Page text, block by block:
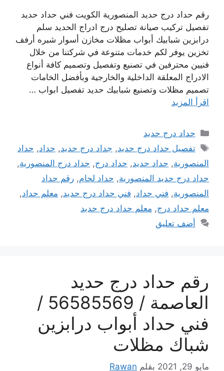
رقم حداد درج حديد المنصورية الكويت فني حداد حديد
تفصيل تركيب صيانة تصليح درج ادراج الحديد سلم
درابزين شبابيك أبواب مظلات مخازن أسوار شبره أرفف
تخزين يوفر لكم خدمات متنوعة في شركتنا من خلال
فنيين محترفين في تصنيع وتفصيل وتصميم كافة أنواع
الادراج المعلقة الداخلية والخارجية وبأفضل الخامات
تصميم مظلات وتصنيع شبابيك حديد تفصيل ابواب …
اقرأ المزيد
التصنيفات
حداد درج حديد
الوسوم
تفصيل حداد درج حديد, جداد درج حديد, حداد, حداد
المنصورية, حداد حديد, حداد درج, حداد درج المنصورية,
حداد درج حديد المنصورية, حداد لحام, رقم حداد
المنصورية, فني حداد, فني حداد درج حديد, معلم حداد,
معلم حداد درج, معلم حداد درج حديد
أضف تعليق
رقم حداد درج حديد
العاصمة / 56585569 /
فني حداد أبواب درابزين
شباك مظلات
مايو 29, 2021 بقلم Rawan